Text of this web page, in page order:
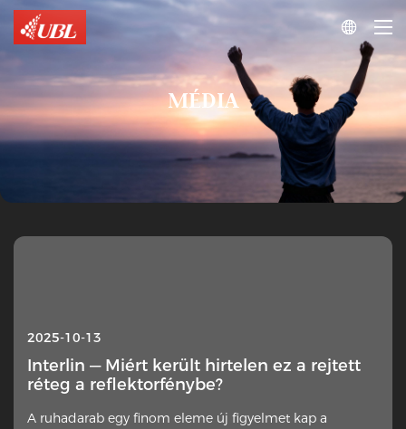

MÉDIA
2025-10-13
Interlin — Miért került hirtelen ez a rejtett
réteg a reflektorfénybe?
A ruhadarab egy finom eleme új figyelmet kap a